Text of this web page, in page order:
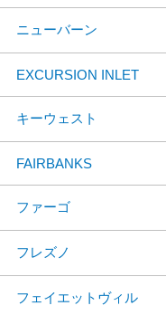
ニューバーン
EXCURSION INLET
キーウェスト
FAIRBANKS
ファーゴ
フレズノ
フェイエットヴィル